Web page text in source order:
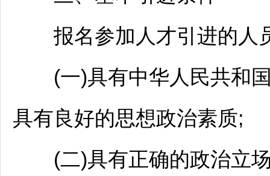
报名参加人才引进的人
(一)具有中华人民共和国
具有良好的思想政治素质;
(二)具有正确的政治立场